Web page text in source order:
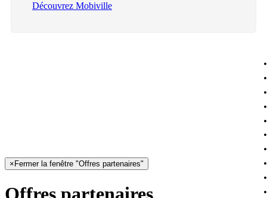
Découvrez Mobiville
× Fermer la fenêtre "Offres partenaires"